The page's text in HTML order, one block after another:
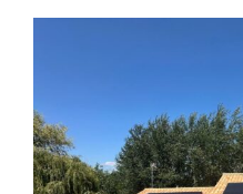
agrandie